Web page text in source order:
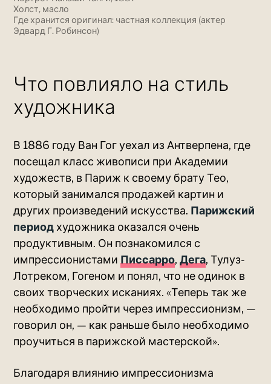
Холст, масло
Где хранится оригинал: частная коллекция (актер
Эдвард Г. Робинсон)
Что повлияло на стиль
художника
В 1886 году Ван Гог уехал из Антверпена, где
посещал класс живописи при Академии
художеств, в Париж к своему брату Тео,
который занимался продажей картин и
других произведений искусства. Парижский
период художника оказался очень
продуктивным. Он познакомился с
импрессионистами Писсарро,Дега, Тулуз-
Лотреком, Гогеном и понял, что не одинок в
своих творческих исканиях. «Теперь так же
необходимо пройти через импрессионизм, —
говорил он, — как раньше было необходимо
проучиться в парижской мастерской».
Благодаря влиянию импрессионизма